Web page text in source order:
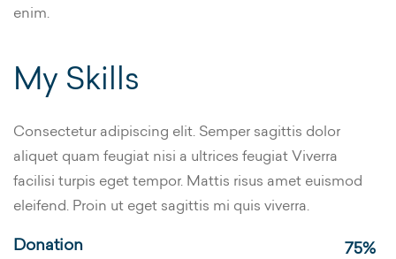
enim.
My Skills
Consectetur adipiscing elit. Semper sagittis dolor
aliquet quam feugiat nisi a ultrices feugiat Viverra
facilisi turpis eget tempor. Mattis risus amet euismod
eleifend. Proin ut eget sagittis mi quis viverra.
Donation 75%